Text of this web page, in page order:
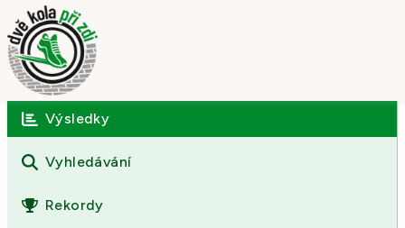
Úvod
O závodě
Výsledky
Výsledky
Vyhledávání
Rekordy